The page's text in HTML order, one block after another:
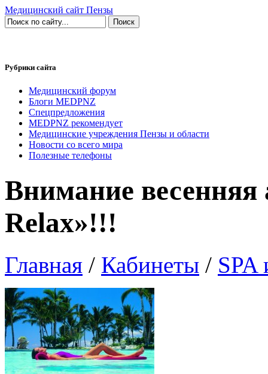
Медицинский сайт Пензы
Рубрики сайта
Медицинский форум
Блоги MEDPNZ
Спецпредложения
MEDPNZ рекомендует
Медицинские учреждения Пензы и области
Новости со всего мира
Полезные телефоны
Внимание весенняя
Relax»!!!
Главная / Кабинеты / SPA